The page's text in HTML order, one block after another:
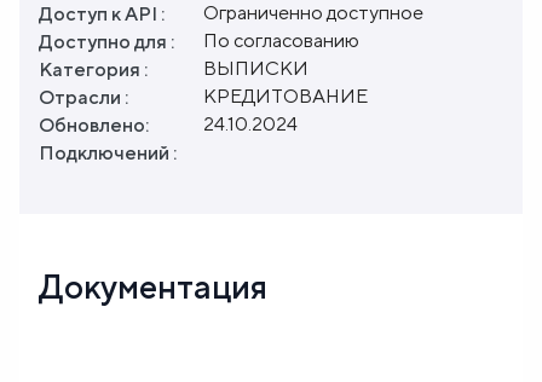
Доступ к API :
Ограниченно доступное
Доступно для :
По согласованию
Категория :
ВЫПИСКИ
Отрасли :
КРЕДИТОВАНИЕ
Обновлено:
24.10.2024
Подключений :
Документация